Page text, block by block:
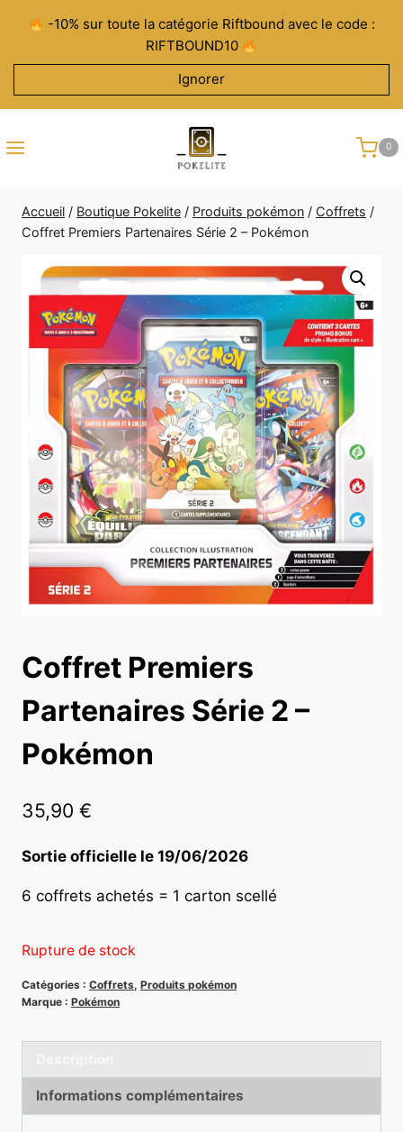
contenu
-10% sur toute la catégorie Riftbound avec le code :
RIFTBOUND10
Ignorer
0
Accueil / Boutique Pokelite / Produits pokémon / Coffrets /
Coffret Premiers Partenaires Série 2 – Pokémon
Coffret Premiers
Partenaires Série 2 –
Pokémon
35,90 €
Sortie officielle le 19/06/2026
6 coffrets achetés = 1 carton scellé
Rupture de stock
Catégories : Coffrets, Produits pokémon
Marque : Pokémon
Informations complémentaires